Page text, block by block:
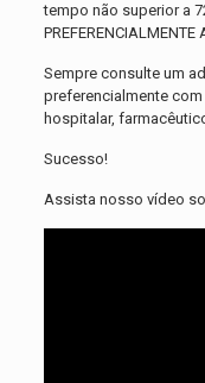
tempo não superior a
PREFERENCIALMENTE
Sempre consulte um
preferencialmente
hospitalar,
Sucesso!
Assista nosso vídeo